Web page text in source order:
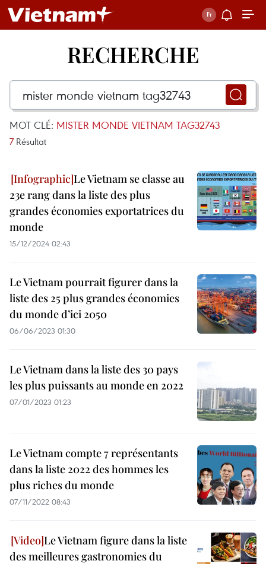
RECHERCHE
MOT CLÉ: MISTER MONDE VIETNAM TAG32743
7 Résultat
Le Vietnam se classe au
23e rang dans la liste des plus
grandes économies exportatrices du
monde
15/12/2024 02:43
Le Vietnam pourrait figurer dans la
liste des 25 plus grandes économies
du monde d’ici 2050
06/06/2023 01:30
Le Vietnam dans la liste des 30 pays
les plus puissants au monde en 2022
07/01/2023 01:23
Le Vietnam compte 7 représentants
dans la liste 2022 des hommes les
plus riches du monde
07/11/2022 08:43
Le Vietnam figure dans la liste
des meilleures gastronomies du